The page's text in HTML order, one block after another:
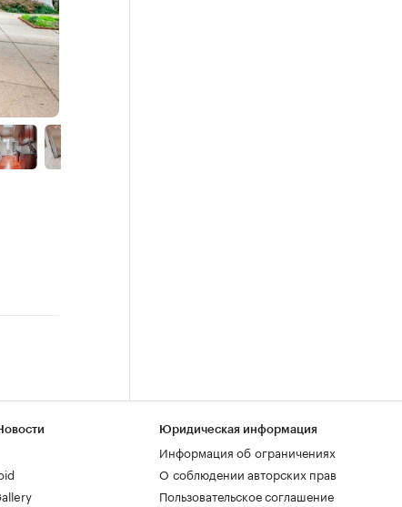
Юридическая информация
Информация об ограничениях
О соблюдении авторских прав
Пользовательское соглашение